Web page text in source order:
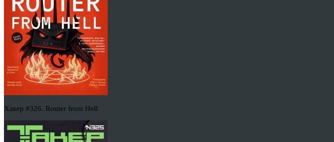
Хакер #326. Router from Hell